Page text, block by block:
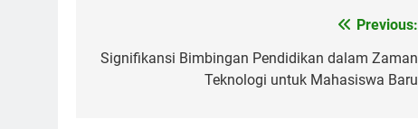
navigation
Previous:
Signifikansi Bimbingan Pendidikan dalam Zaman
Teknologi untuk Mahasiswa Baru